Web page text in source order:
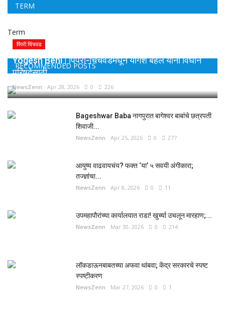
TERM
Term
RECOMMENDED POSTS
पिंपरी चिंचवड
Yogesh Behl | पिंपरी-चिंचवडमधून योगेश बहल यांना विधान
परिषदेसाठी...
NewsZenn Apr 28, 2026 0 226
Bageshwar Baba नागपुरात बागेश्वर बाबांचे छत्रपती
शिवाजी...
NewsZenn Apr 25, 2026 0 277
आयुष्य वाढवायचंय? फक्त ‘या’ ५ सवयी अंगीकारा;
तज्ज्ञांचा...
NewsZenn Apr 8, 2026 0 11
उपमहापौरांच्या कार्यालयात राडा! खुर्च्या उचलून मारहाण;...
NewsZenn Mar 30, 2026 0 214
लॉकडाऊनबाबतच्या अफवा थांबवा; केंद्र सरकारचे स्पष्ट
स्पष्टीकरण
NewsZenn Mar 27, 2026 0 1